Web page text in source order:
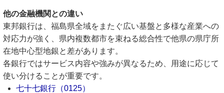
他の金融機関との違い
東邦銀行は、福島県全域をまたぐ広い基盤と多様な産業への
対応力が強く、県内複数都市を束ねる総合性で他県の県庁所
在地中心型地銀と差があります。
各銀行ではサービス内容や強みが異なるため、用途に応じて
使い分けることが重要です。
七十七銀行（0125）